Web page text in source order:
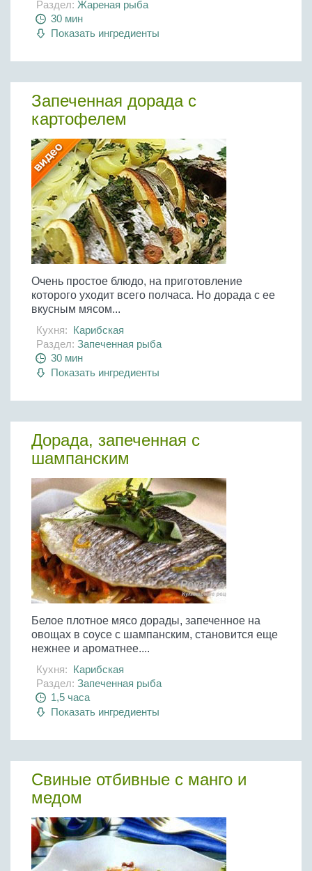
Раздел: Жареная рыба
30 мин
Показать ингредиенты
Запеченная дорада с
картофелем
Очень простое блюдо, на приготовление
которого уходит всего полчаса. Но дорада с ее
вкусным мясом...
Кухня: Карибская
Раздел: Запеченная рыба
30 мин
Показать ингредиенты
Дорада, запеченная с
шампанским
Белое плотное мясо дорады, запеченное на
овощах в соусе с шампанским, становится еще
нежнее и ароматнее....
Кухня: Карибская
Раздел: Запеченная рыба
1,5 часа
Показать ингредиенты
Свиные отбивные с манго и
медом